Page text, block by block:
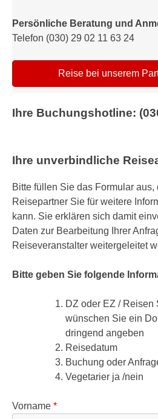
Persönliche Beratung und
Telefon (030) 29 02 11 63 24
Reise bei unserem
Ihre Buchungshotline:
Ihre unverbindliche
Bitte füllen Sie das Formular aus,
Reisepartner Sie für weitere
kann. Sie erklären sich damit
Daten zur Bearbeitung Ihrer
Reiseveranstalter weitergeleitet
Bitte geben Sie folgende
DZ oder EZ / Reisen
wünschen Sie ein
dringend angeben
Reisedatum
Buchung oder
Vegetarier ja /nein
Vorname *